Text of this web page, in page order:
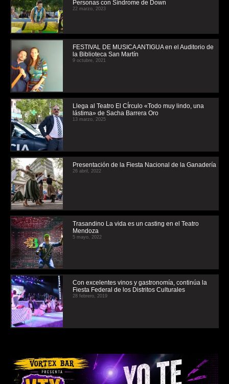
Personas con Síndrome de Down
22 marzo, 2023
FESTIVAL DE MUSICA ANTIGUA en el Auditorio de
la Biblioteca San Martín
9 octubre, 2021
Llega al Teatro El CÍrculo «Todo muy lindo, una
lástima» de Sacha Barrera Oro
13 marzo, 2025
Presentación de la Fiesta Nacional de la Ganadería
26 abril, 2022
Trasandino La vida es un casting en el Teatro
Mendoza
5 mayo, 2022
Con excelentes vinos y gastronomía, continúa la
Fiesta Federal de los Distritos Culturales
28 febrero, 2019